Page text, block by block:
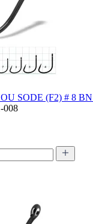
SODE (F2) # 8
008